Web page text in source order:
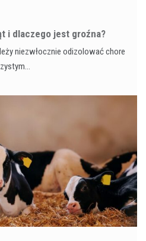
i dlaczego jest groźna?
niezwłocznie odizolować chore